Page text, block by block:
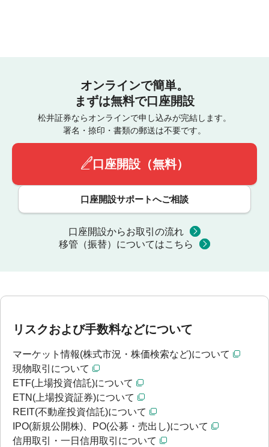
オンラインで簡単。
まずは無料で口座開設
松井証券ならオンラインで申し込みが完結します。
署名・捺印・書類の郵送は不要です。
口座開設（無料）
口座開設サポートへご相談
口座開設からお取引の流れ
移管（振替）についてはこちら
リスクおよび手数料などについて
マーケット情報(株式市況・株価検索など)について
現物取引について
ETF(上場投資信託)について
ETN(上場投資証券)について
REIT(不動産投資信託)について
IPO(新規公開株)、PO(公募・売出し)について
信用取引・一日信用取引について